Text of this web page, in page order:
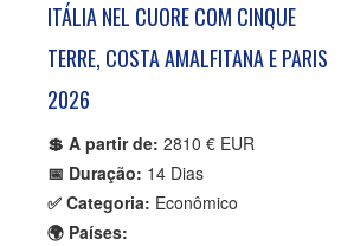
ITÁLIA NEL CUORE COM CINQUE
TERRE, COSTA AMALFITANA E PARIS
2026
💲 A partir de: 2810 € EUR
📅 Duração: 14 Dias
✅ Categoria: Econômico
🌍 Países: